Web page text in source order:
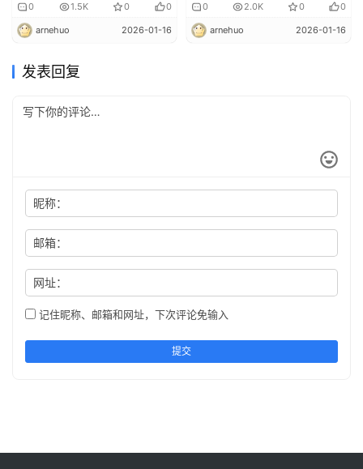
0 1.5K 0 0
arnehuo 2026-01-16
0 2.0K 0 0
arnehuo 2026-01-16
发表回复
昵称：
邮箱：
网址：
记住昵称、邮箱和网址，下次评论免输入
提交